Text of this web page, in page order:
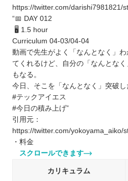
https://twitter.com/darishi7981821/
“📅 DAY 012
🖥 1.5 hour
Curriculum 04-03/04-04
動画で先生がよく「なんとなく」
てくれるけど、自分の「なんとな
もなる。
今日、そこを「なんとなく」突破
#テックアイエス
#今日の積み上げ”
引用元：
https://twitter.com/yokoyama_aiko/
・料金
スクロールできます
カリキュラム